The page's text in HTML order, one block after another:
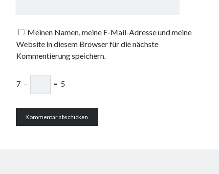
Meinen Namen, meine E-Mail-Adresse und meine
Website in diesem Browser für die nächste
Kommentierung speichern.
7 − = 5